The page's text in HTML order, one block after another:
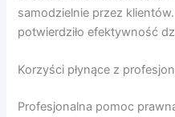
samodzielnie przez
potwierdziło efektywność
Korzyści płynące z
Profesjonalna pomoc